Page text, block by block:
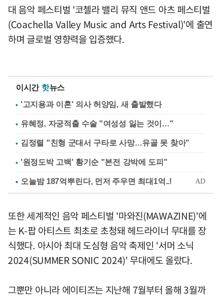
대 음악 페스티벌 '코첼라 밸리 뮤직 앤드 아츠 페스티벌
(Coachella Valley Music and Arts Festival)'에 출연
하며 글로벌 영향력을 입증했다.
이시간 핫뉴스
'고지용과 이혼' 의사 허양임, 새 출발했다
유혜정, 자궁적출 수술 "여성성 잃는 것이…"
김정렬 "친형 군대서 구타로 사망…유골 못 찾아"
'원정도박 고백' 황기순 "본전 강박에 도피"
또한 세계적인 음악 페스티벌 '마와진(MAWAZINE)'에
는 K-팝 아티스트 최초로 초청돼 헤드라이너 무대를 장
식했다. 아시아 최대 도심형 음악 축제인 '서머 소닉
2024(SUMMER SONIC 2024)' 무대에도 올랐다.
그뿐만 아니라 에이티즈는 지난해 7월부터 올해 3월까